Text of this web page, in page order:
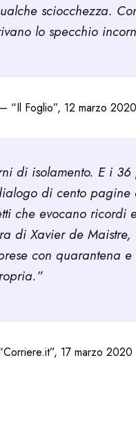
sciocchezza.
lo specchio
“Il Foglio”, 12 marzo 2020
di isolamento. E i
di cento pagine
che evocano ricordi
di Xavier de
con quarantena e
17 marzo 2020